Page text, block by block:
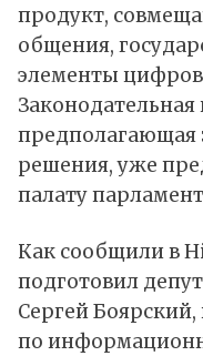
продукт,
общения,
элементы
предполагающая
решения, уже
палату
Как сообщилив
подготовил
Сергей
по